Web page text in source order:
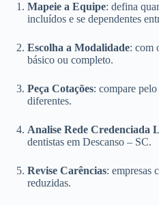
Mapeie a Equipe: defina
incluídos e se dependentes
Escolha a Modalidade: com
básico ou completo.
Peça Cotações: compare
diferentes.
Analise Rede Credenciada
dentistas em Descanso – SC.
Revise Carências: empresas
reduzidas.